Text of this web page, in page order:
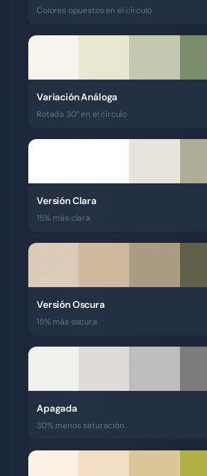
Colores opuestos en el círculo
Variación Análoga
Rotada 30° en el círculo
Versión Clara
15% más clara
Versión Oscura
15% más oscura
Apagada
30% menos saturación